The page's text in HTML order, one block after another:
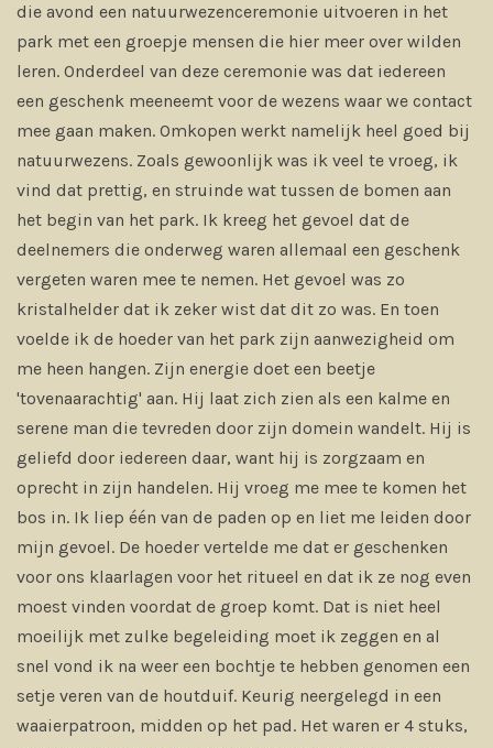
die avond een natuurwezenceremonie uitvoeren in het
park met een groepje mensen die hier meer over wilden
leren. Onderdeel van deze ceremonie was dat iedereen
een geschenk meeneemt voor de wezens waar we contact
mee gaan maken. Omkopen werkt namelijk heel goed bij
natuurwezens. Zoals gewoonlijk was ik veel te vroeg, ik
vind dat prettig, en struinde wat tussen de bomen aan
het begin van het park. Ik kreeg het gevoel dat de
deelnemers die onderweg waren allemaal een geschenk
vergeten waren mee te nemen. Het gevoel was zo
kristalhelder dat ik zeker wist dat dit zo was. En toen
voelde ik de hoeder van het park zijn aanwezigheid om
me heen hangen. Zijn energie doet een beetje
'tovenaarachtig' aan. Hij laat zich zien als een kalme en
serene man die tevreden door zijn domein wandelt. Hij is
geliefd door iedereen daar, want hij is zorgzaam en
oprecht in zijn handelen. Hij vroeg me mee te komen het
bos in. Ik liep één van de paden op en liet me leiden door
mijn gevoel. De hoeder vertelde me dat er geschenken
voor ons klaarlagen voor het ritueel en dat ik ze nog even
moest vinden voordat de groep komt. Dat is niet heel
moeilijk met zulke begeleiding moet ik zeggen en al
snel vond ik na weer een bochtje te hebben genomen een
setje veren van de houtduif. Keurig neergelegd in een
waaierpatroon, midden op het pad. Het waren er 4 stuks,